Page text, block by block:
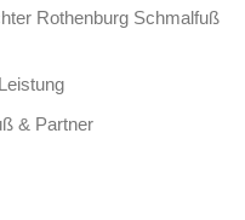
Rothenburg Schmalfuß
& Partner